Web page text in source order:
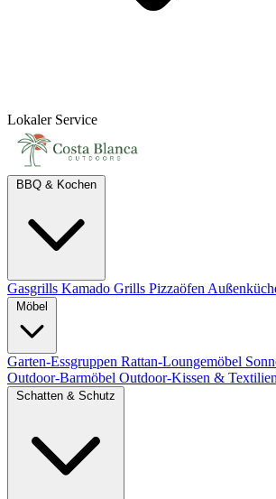
Lokaler Service
Gasgrills Kamado Grills Pizzaöfen
Garten-Essgruppen Rattan-Loungemöbel
Outdoor-Barmöbel Outdoor-Kissen & Textilien